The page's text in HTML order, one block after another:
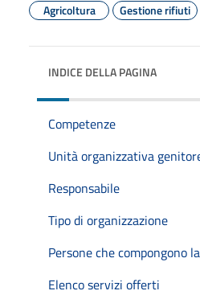
Agricoltura
Gestione rifiuti
INDICE DELLA PAGINA
Competenze
Unità organizzativa
Responsabile
Tipo di organizzazione
Persone che compongono
Elenco servizi offerti